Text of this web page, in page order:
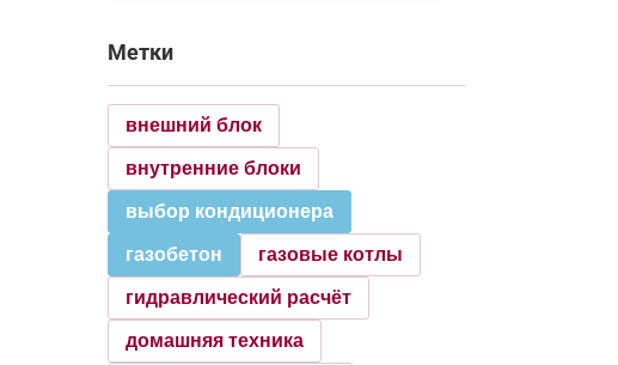
Метки
внешний блок
внутренние блоки
выбор кондиционера
газобетон газовые котлы
гидравлический расчёт
домашняя техника